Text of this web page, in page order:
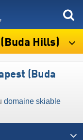
Hills)
(Buda
domaine skiable